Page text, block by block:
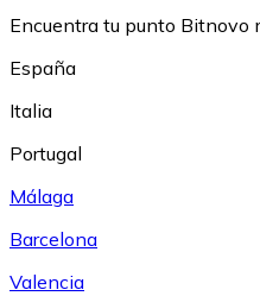
Encuentra tu punto Bitnovo
España
Italia
Portugal
Málaga
Barcelona
Valencia